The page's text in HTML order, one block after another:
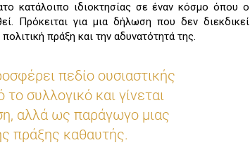
κατάλοιπο ιδιοκτησίας σε έναν κόσμο όπου ο
Πρόκειται για μια δήλωση που δεν διεκδικεί
πράξη και την αδυνατότητά της.
πεδίο ουσιαστικής
συλλογικό και γίνεται
αλλά ως παράγωγο μιας
πράξης καθαυτής.